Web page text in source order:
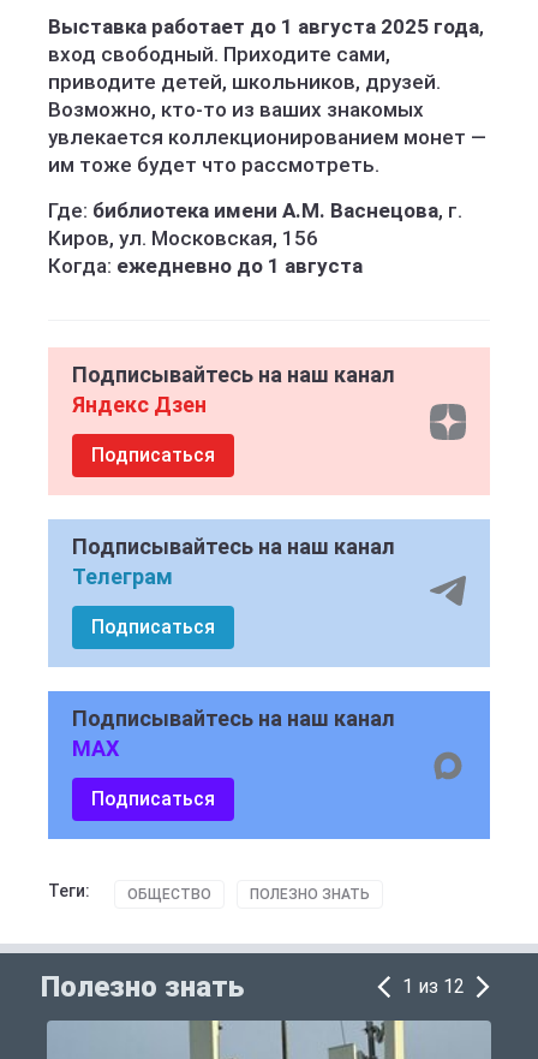
Выставка работает до 1 августа 2025 года,
вход свободный. Приходите сами,
приводите детей, школьников, друзей.
Возможно, кто-то из ваших знакомых
увлекается коллекционированием монет —
им тоже будет что рассмотреть.
Где: библиотека имени А.М. Васнецова, г.
Киров, ул. Московская, 156
Когда: ежедневно до 1 августа
Подписывайтесь на наш канал
Яндекс Дзен
Подписаться
Подписывайтесь на наш канал
Телеграм
Подписаться
Подписывайтесь на наш канал
MAX
Подписаться
Теги: ОБЩЕСТВО ПОЛЕЗНО ЗНАТЬ
Полезно знать 1 из 12